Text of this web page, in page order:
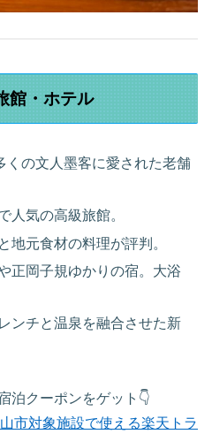
館・ホテル
くの文人墨客に愛された老舗
人気の高級旅館。
地元食材の料理が評判。
正岡子規ゆかりの宿。大浴
ンチと温泉を融合させた新
泊クーポンをゲット👇
市対象施設で使える楽天トラ